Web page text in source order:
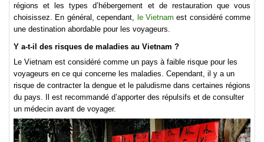
régions et les types d’hébergement et de restauration que vous
choisissez. En général, cependant,
le Vietnam est considéré comme
une destination abordable pour les voyageurs.
Y a-t-il des risques de maladies au Vietnam ?
Le Vietnam est considéré comme un pays à faible risque pour les
voyageurs en ce qui concerne les maladies. Cependant, il y a un
risque de contracter la dengue et le paludisme dans certaines régions
du pays. Il est recommandé d’apporter des répulsifs et de consulter
un médecin avant de voyager.